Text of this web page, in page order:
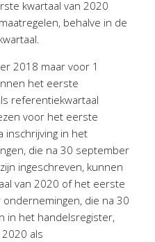
kwartaal van 2020
behalve in de
2018 maar voor 1
het eerste
referentiekwartaal
voor het eerste
inschrijving in het
die na 30 september
ingeschreven, kunnen
van 2020 of het eerste
ondernemingen, die na 30
in het handelsregister,
als